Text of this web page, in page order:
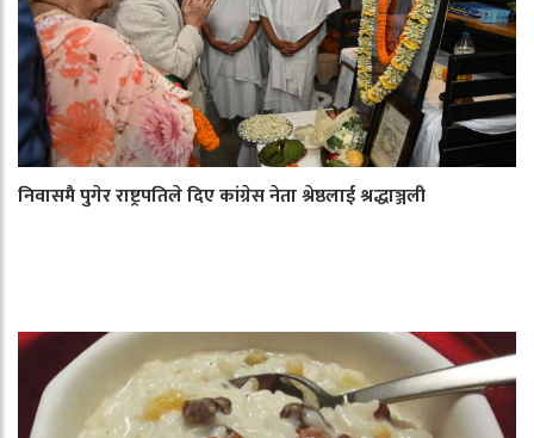
निवासमै पुगेर राष्ट्रपतिले दिए कांग्रेस नेता श्रेष्ठलाई श्रद्धाञ्जली